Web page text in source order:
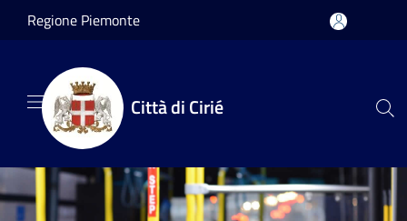
Salta al contenuto principale
Regione Piemonte
Città di Cirié